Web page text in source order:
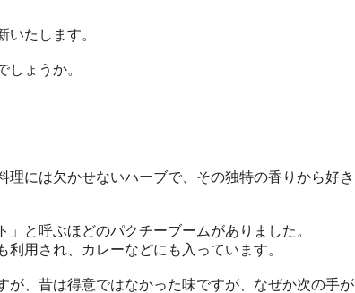
たします。
しょうか。
には欠かせないハーブで、その独特の香りから好き
と呼ぶほどのパクチーブームがありました。
用され、カレーなどにも入っています。
が、昔は得意ではなかった味ですが、なぜか次の手が